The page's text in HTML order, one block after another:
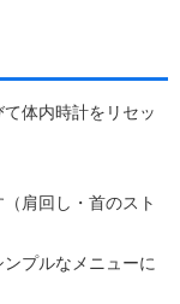
体内時計をリセッ
肩回し・首のスト
プルなメニューに